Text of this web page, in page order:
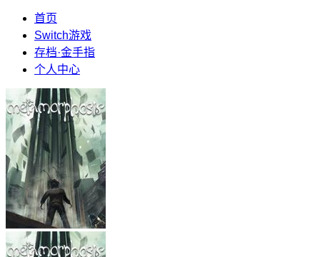
首页
Switch游戏
存档·金手指
个人中心